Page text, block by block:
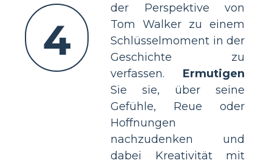
4
der Perspektive von
Tom Walker zu einem
Schlüsselmoment in der
Geschichte zu
verfassen. Ermutigen
Sie sie, über seine
Gefühle, Reue oder
Hoffnungen
nachzudenken und
dabei Kreativität mit